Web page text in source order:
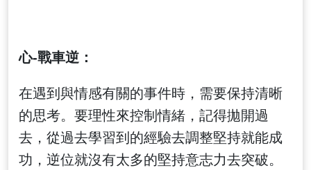
心-戰車逆：
在遇到與情感有關的事件時，需要保持清晰
的思考。要理性來控制情緒，記得拋開過
去，從過去學習到的經驗去調整堅持就能成
功，逆位就沒有太多的堅持意志力去突破。